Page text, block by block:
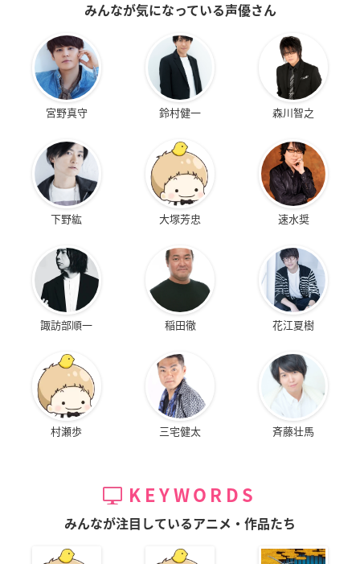
みんなが気になっている声優さん
宮野真守 鈴村健一 森川智之
下野紘 大塚芳忠 速水奨
諏訪部順一 稲田徹 花江夏樹
村瀬歩 三宅健太 斉藤壮馬
KEYWORDS
みんなが注目しているアニメ・作品たち